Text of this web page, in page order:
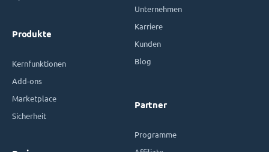
Produkte
Kernfunktionen
Add-ons
Marketplace
Sicherheit
Unternehmen
Karriere
Kunden
Blog
Partner
Programme